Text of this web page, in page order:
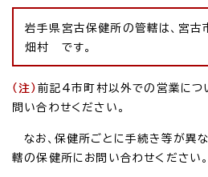
岩手県宮古保健所の管轄は、宮古
畑村 です。
（注） 前記4市町村以外での営業につ
問い合わせください。
なお、保健所ごとに手続き等が異
轄の保健所にお問い合わせください。